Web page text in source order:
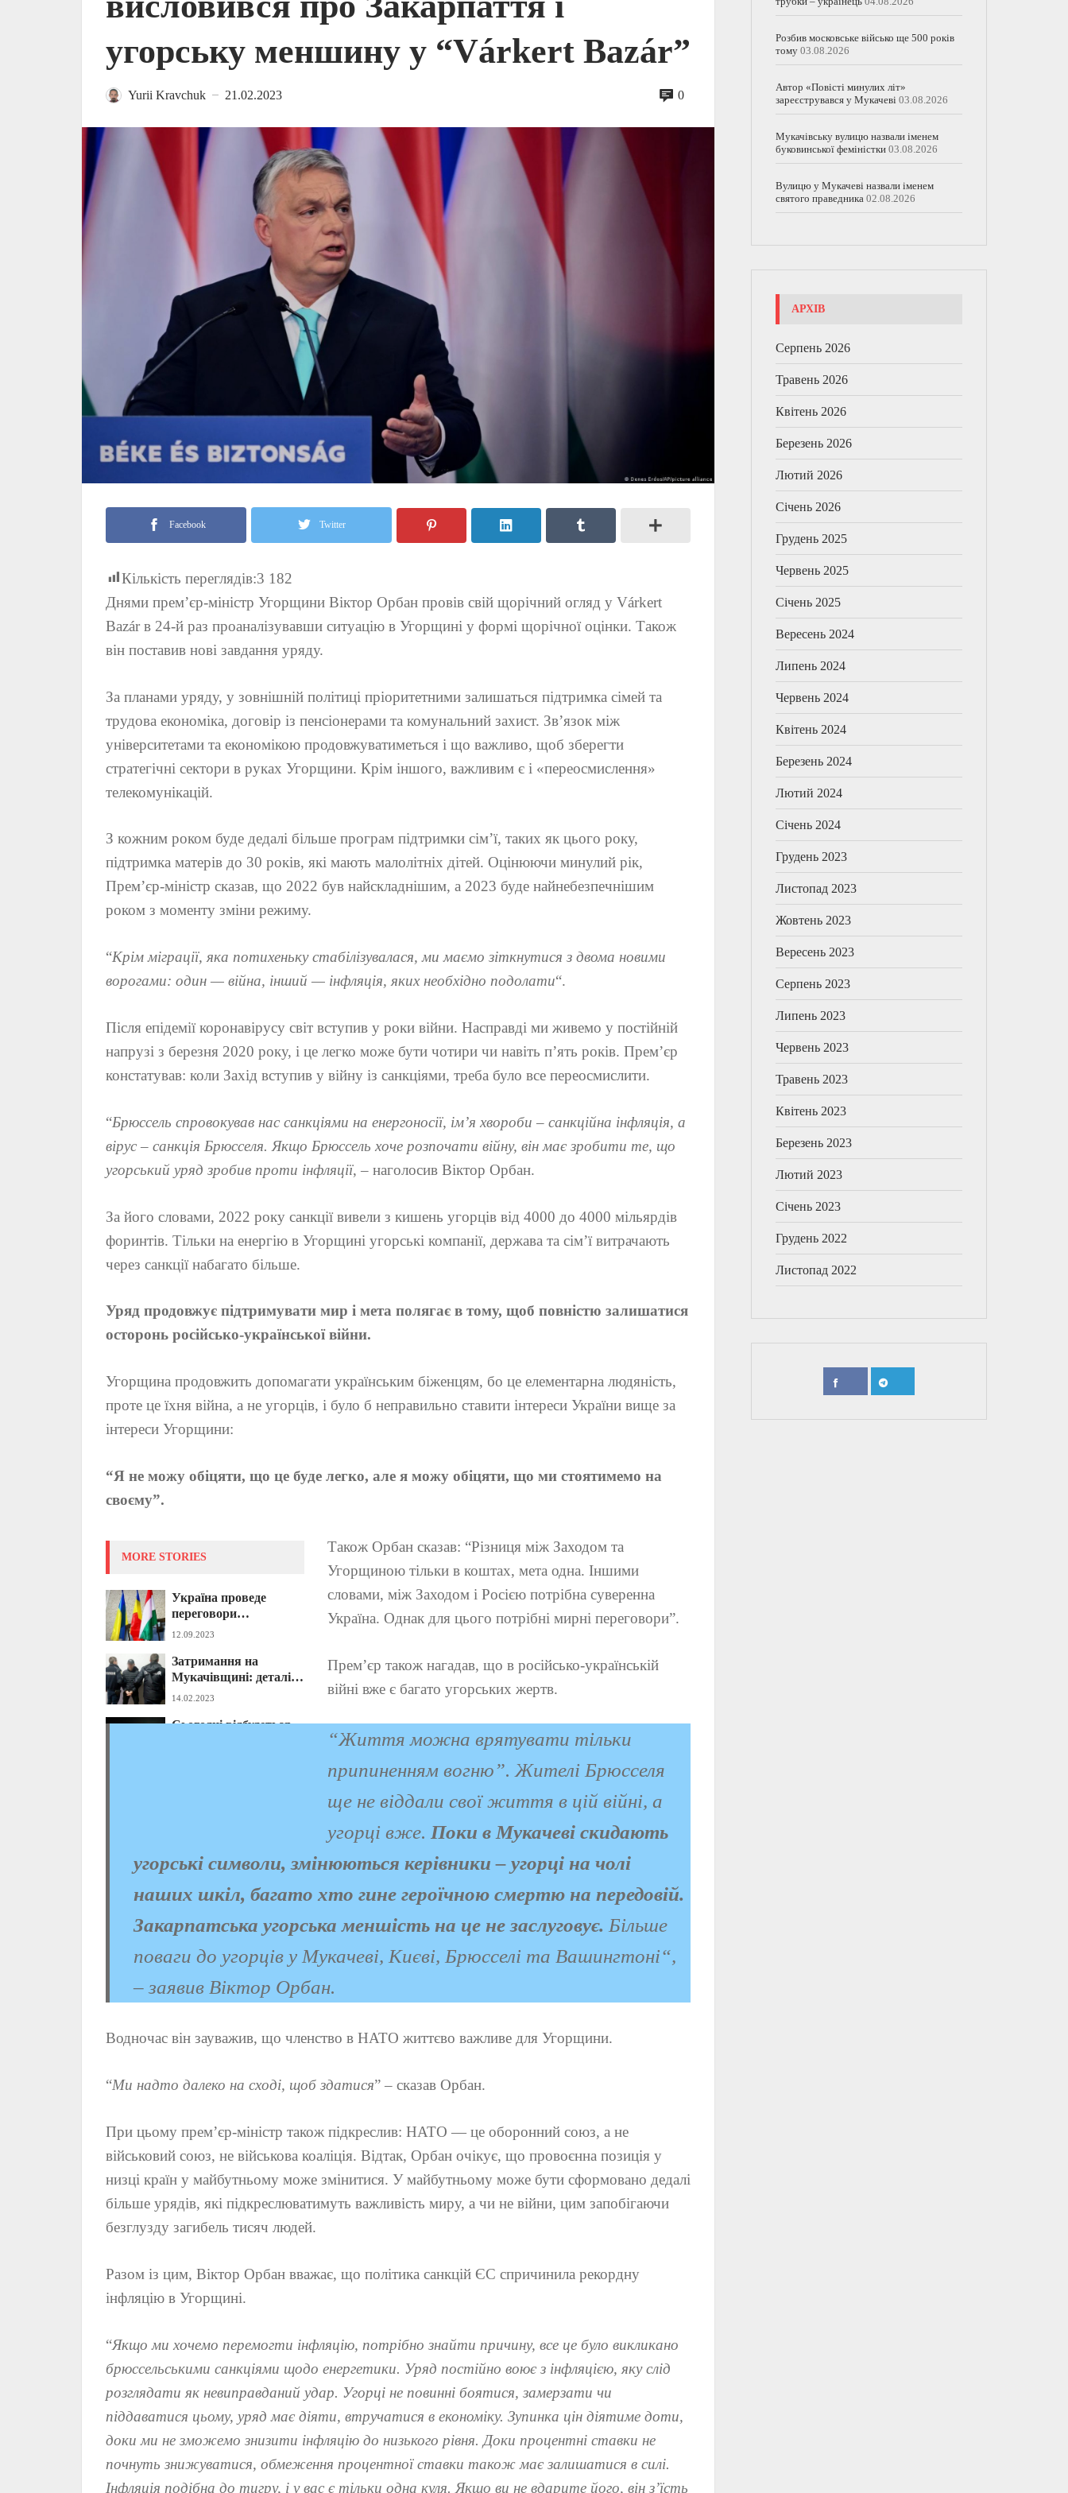
угорську меншину у “Várkert Bazár”
Yurii Kravchuk — 21.02.2023 0
Facebook Twitter
Кількість переглядів:3 182
Днями прем’єр-міністр Угорщини Віктор Орбан провів свій щорічний огляд у Várkert
Bazár в 24-й раз проаналізувавши ситуацію в Угорщині у формі щорічної оцінки. Також
він поставив нові завдання уряду.
За планами уряду, у зовнішній політиці пріоритетними залишаться підтримка сімей та
трудова економіка, договір із пенсіонерами та комунальний захист. Зв’язок між
університетами та економікою продовжуватиметься і що важливо, щоб зберегти
стратегічні сектори в руках Угорщини. Крім іншого, важливим є і «переосмислення»
телекомунікацій.
З кожним роком буде дедалі більше програм підтримки сім’ї, таких як цього року,
підтримка матерів до 30 років, які мають малолітніх дітей. Оцінюючи минулий рік,
Прем’єр-міністр сказав, що 2022 був найскладнішим, а 2023 буде найнебезпечнішим
роком з моменту зміни режиму.
“Крім міграції, яка потихеньку стабілізувалася, ми маємо зіткнутися з двома новими
ворогами: один — війна, інший — інфляція, яких необхідно подолати“.
Після епідемії коронавірусу світ вступив у роки війни. Насправді ми живемо у постійній
напрузі з березня 2020 року, і це легко може бути чотири чи навіть п’ять років. Прем’єр
констатував: коли Захід вступив у війну із санкціями, треба було все переосмислити.
“Брюссель спровокував нас санкціями на енергоносії, ім’я хвороби – санкційна інфляція, а
вірус – санкція Брюсселя. Якщо Брюссель хоче розпочати війну, він має зробити те, що
угорський уряд зробив проти інфляції, – наголосив Віктор Орбан.
За його словами, 2022 року санкції вивели з кишень угорців від 4000 до 4000 мільярдів
форинтів. Тільки на енергію в Угорщині угорські компанії, держава та сім’ї витрачають
через санкції набагато більше.
Уряд продовжує підтримувати мир і мета полягає в тому, щоб повністю залишатися
осторонь російсько-української війни.
Угорщина продовжить допомагати українським біженцям, бо це елементарна людяність,
проте це їхня війна, а не угорців, і було б неправильно ставити інтереси України вище за
інтереси Угорщини:
“Я не можу обіцяти, що це буде легко, але я можу обіцяти, що ми стоятимемо на
своєму”.
MORE STORIES
Україна проведе
переговори
з Угорщиною
нацменшин
в українських
школах — офіційно
12.09.2023
Затримання на
Мукачівщині: деталі
від поліції (ФОТО)
14.02.2023
Сьогодні відбудеться
Також Орбан сказав: “Різниця між Заходом та
Угорщиною тільки в коштах, мета одна. Іншими
словами, між Заходом і Росією потрібна суверенна
Україна. Однак для цього потрібні мирні переговори”.
Прем’єр також нагадав, що в російсько-українській
війні вже є багато угорських жертв.
“Життя можна врятувати тільки
припиненням вогню”. Жителі Брюсселя
ще не віддали свої життя в цій війні, а
угорці вже. Поки в Мукачеві скидають
угорські символи, змінюються керівники – угорці на чолі
наших шкіл, багато хто гине героїчною смертю на передовій.
Закарпатська угорська меншість на це не заслуговує. Більше
поваги до угорців у Мукачеві, Києві, Брюсселі та Вашингтоні“,
– заявив Віктор Орбан.
Водночас він зауважив, що членство в НАТО життєво важливе для Угорщини.
“Ми надто далеко на сході, щоб здатися” – сказав Орбан.
При цьому прем’єр-міністр також підкреслив: НАТО — це оборонний союз, а не
військовий союз, не військова коаліція. Відтак, Орбан очікує, що провоєнна позиція у
низці країн у майбутньому може змінитися. У майбутньому може бути сформовано дедалі
більше урядів, які підкреслюватимуть важливість миру, а чи не війни, цим запобігаючи
безглузду загибель тисяч людей.
Разом із цим, Віктор Орбан вважає, що політика санкцій ЄС спричинила рекордну
інфляцію в Угорщині.
“Якщо ми хочемо перемогти інфляцію, потрібно знайти причину, все це було викликано
брюссельськими санкціями щодо енергетики. Уряд постійно воює з інфляцією, яку слід
розглядати як невиправданий удар. Угорці не повинні боятися, замерзати чи
піддаватися цьому, уряд має діяти, втручатися в економіку. Зупинка цін діятиме доти,
доки ми не зможемо знизити інфляцію до низького рівня. Доки процентні ставки не
почнуть знижуватися, обмеження процентної ставки також має залишатися в силі.
Інфляція подібна до тигру, і у вас є тільки одна куля. Якщо ви не вдарите його, він з’їсть
Розбив московське військо ще 500 років
тому 03.08.2026
Автор «Повісті минулих літ»
зареєструвався у Мукачеві 03.08.2026
Мукачівську вулицю назвали іменем
буковинської феміністки 03.08.2026
Вулицю у Мукачеві назвали іменем
святого праведника 02.08.2026
АРХІВ
Серпень 2026
Травень 2026
Квітень 2026
Березень 2026
Лютий 2026
Січень 2026
Грудень 2025
Червень 2025
Січень 2025
Вересень 2024
Липень 2024
Червень 2024
Квітень 2024
Березень 2024
Лютий 2024
Січень 2024
Грудень 2023
Листопад 2023
Жовтень 2023
Вересень 2023
Серпень 2023
Липень 2023
Червень 2023
Травень 2023
Квітень 2023
Березень 2023
Лютий 2023
Січень 2023
Грудень 2022
Листопад 2022